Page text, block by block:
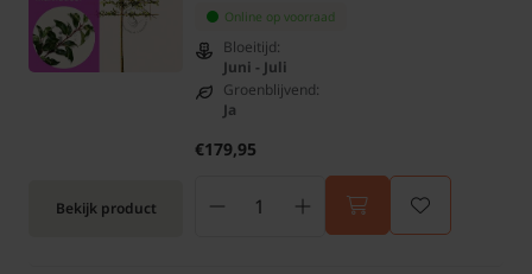
Bekijk product
Online op voorraad
Bloeitijd:
Juni - Juli
Groenblijvend:
Ja
€179,95